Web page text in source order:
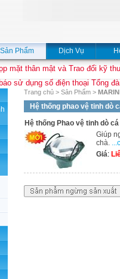
Sản Phẩm Dịch Vụ
mặt thân mật và Trao đổi kỹ
sử dụng số điện thoại Tổng
Trang chủ > Sản Phẩm >
Hệ thống phao vệ tinh dò
Hệ thống Phao vệ tinh dò cá
Giúp
chà.
Giá: